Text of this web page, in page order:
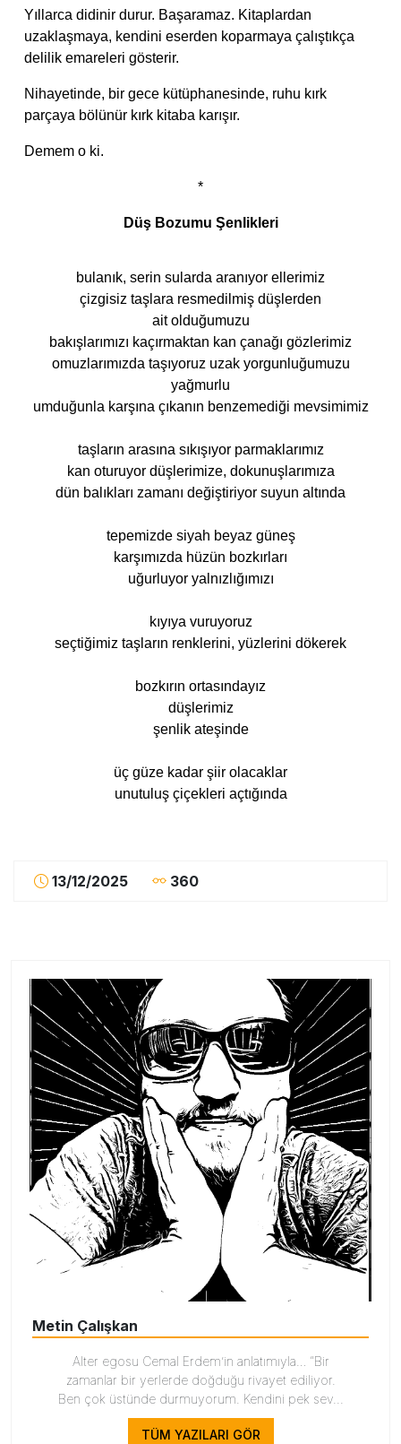
Yıllarca didinir durur. Başaramaz. Kitaplardan
uzaklaşmaya, kendini eserden koparmaya çalıştıkça
delilik emareleri gösterir.
Nihayetinde, bir gece kütüphanesinde, ruhu kırk
parçaya bölünür kırk kitaba karışır.
Demem o ki.
*
Düş Bozumu Şenlikleri
bulanık, serin sularda aranıyor ellerimiz
çizgisiz taşlara resmedilmiş düşlerden
ait olduğumuzu
bakışlarımızı kaçırmaktan kan çanağı gözlerimiz
omuzlarımızda taşıyoruz uzak yorgunluğumuzu
yağmurlu
umduğunla karşına çıkanın benzemediği mevsimimiz
taşların arasına sıkışıyor parmaklarımız
kan oturuyor düşlerimize, dokunuşlarımıza
dün balıkları zamanı değiştiriyor suyun altında
tepemizde siyah beyaz güneş
karşımızda hüzün bozkırları
uğurluyor yalnızlığımızı
kıyıya vuruyoruz
seçtiğimiz taşların renklerini, yüzlerini dökerek
bozkırın ortasındayız
düşlerimiz
şenlik ateşinde
üç güze kadar şiir olacaklar
unutuluş çiçekleri açtığında
13/12/2025 360
Metin Çalışkan
Alter egosu Cemal Erdem’in anlatımıyla… “Bir
zamanlar bir yerlerde doğduğu rivayet ediliyor.
Ben çok üstünde durmuyorum. Kendini pek sev...
TÜM YAZILARI GÖR